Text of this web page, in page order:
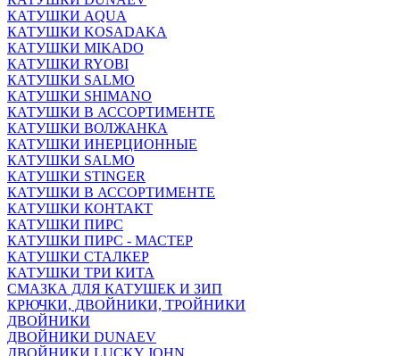
КАТУШКИ AQUA
КАТУШКИ KOSADAKA
КАТУШКИ MIKADO
КАТУШКИ RYOBI
КАТУШКИ SALMO
КАТУШКИ SHIMANO
КАТУШКИ В АССОРТИМЕНТЕ
КАТУШКИ ВОЛЖАНКА
КАТУШКИ ИНЕРЦИОННЫЕ
КАТУШКИ SALMO
КАТУШКИ STINGER
КАТУШКИ В АССОРТИМЕНТЕ
КАТУШКИ КОНТАКТ
КАТУШКИ ПИРС
КАТУШКИ ПИРС - МАСТЕР
КАТУШКИ СТАЛКЕР
КАТУШКИ ТРИ КИТА
СМАЗКА ДЛЯ КАТУШЕК И ЗИП
КРЮЧКИ, ДВОЙНИКИ, ТРОЙНИКИ
ДВОЙНИКИ
ДВОЙНИКИ DUNAEV
ДВОЙНИКИ LUCKY JOHN